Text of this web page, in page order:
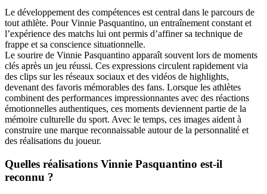
Le développement des compétences est central dans le parcours de
tout athlète. Pour Vinnie Pasquantino, un entraînement constant et
l’expérience des matchs lui ont permis d’affiner sa technique de
frappe et sa conscience situationnelle.
Le sourire de Vinnie Pasquantino apparaît souvent lors de moments
clés après un jeu réussi. Ces expressions circulent rapidement via
des clips sur les réseaux sociaux et des vidéos de highlights,
devenant des favoris mémorables des fans. Lorsque les athlètes
combinent des performances impressionnantes avec des réactions
émotionnelles authentiques, ces moments deviennent partie de la
mémoire culturelle du sport. Avec le temps, ces images aident à
construire une marque reconnaissable autour de la personnalité et
des réalisations du joueur.
Quelles réalisations Vinnie Pasquantino est-il
reconnu ?